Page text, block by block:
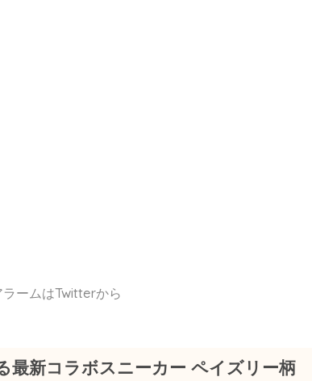
ラームはTwitterから
最新コラボスニーカー ペイズリー柄